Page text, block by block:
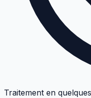
Traitement en